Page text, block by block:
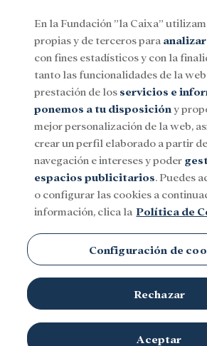
Menu
SocialInvestigación y becasCultura
En la Fundación ”la Caixa”
propias y de terceros para
con fines estadísticos y con la
tanto las funcionalidades de la
prestación de los servicios e
ponemos a tu disposición y
mejor personalización de la web,
crear un perfil elaborado a partir
navegación e intereses y poder
espacios publicitarios. Puedes
o configurar las cookies a
información, clica la Política de
Configuración de
Rechazar
Aceptar